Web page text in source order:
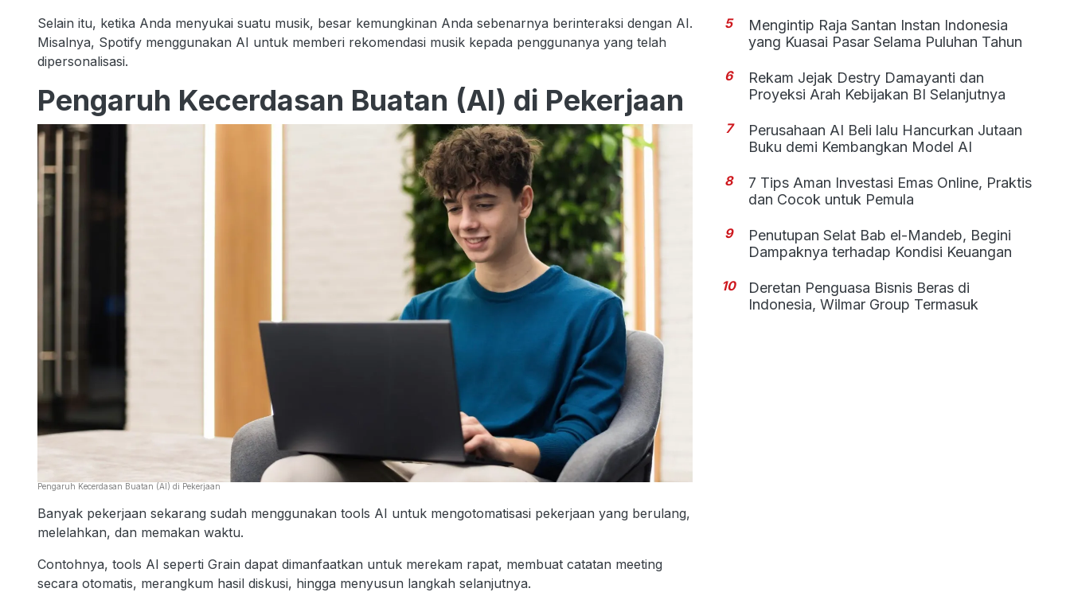
Selain itu, ketika Anda menyukai suatu musik, besar kemungkinan Anda sebenarnya berinteraksi dengan AI.
Misalnya, Spotify menggunakan AI untuk memberi rekomendasi musik kepada penggunanya yang telah
dipersonalisasi.
Pengaruh Kecerdasan Buatan (AI) di Pekerjaan
Pengaruh Kecerdasan Buatan (AI) di Pekerjaan
Banyak pekerjaan sekarang sudah menggunakan tools AI untuk mengotomatisasi pekerjaan yang berulang,
melelahkan, dan memakan waktu.
Contohnya, tools AI seperti Grain dapat dimanfaatkan untuk merekam rapat, membuat catatan meeting
secara otomatis, merangkum hasil diskusi, hingga menyusun langkah selanjutnya.
5
Mengintip Raja Santan Instan Indonesia
yang Kuasai Pasar Selama Puluhan Tahun
6
Rekam Jejak Destry Damayanti dan
Proyeksi Arah Kebijakan BI Selanjutnya
7
Perusahaan AI Beli lalu Hancurkan Jutaan
Buku demi Kembangkan Model AI
8
7 Tips Aman Investasi Emas Online, Praktis
dan Cocok untuk Pemula
9
Penutupan Selat Bab el-Mandeb, Begini
Dampaknya terhadap Kondisi Keuangan
10
Deretan Penguasa Bisnis Beras di
Indonesia, Wilmar Group Termasuk